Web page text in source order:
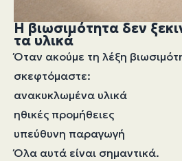
Η βιωσιμότητα δεν
τα υλικά
Όταν ακούμε τη λέξη
σκεφτόμαστε:
ανακυκλωμένα υλικά
ηθικές προμήθειες
υπεύθυνη παραγωγή
Όλα αυτά είναι σημαντικά.